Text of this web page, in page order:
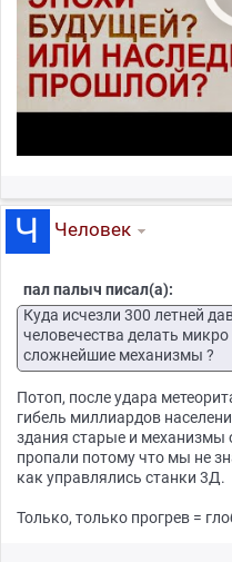
Человек
пал палыч писал(а):
Куда исчезли 300 летней
человечества делать
сложнейшие механизмы ?
Потоп, после удара
гибель миллиардов
здания старые и механизмы
пропали потому что мы не
как управлялись станки 3Д.
Только, только прогрев =